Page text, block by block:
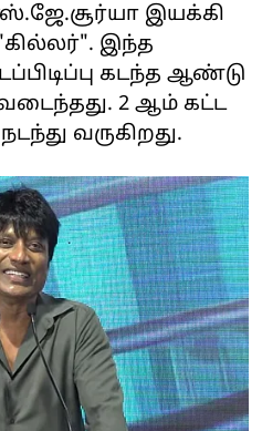
இயக்கி
இந்த
கடந்த ஆண்டு
2 ஆம் கட்ட
வருகிறது.